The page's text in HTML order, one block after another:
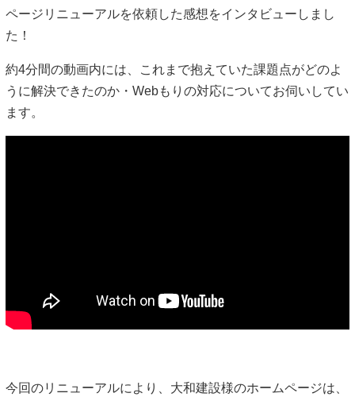
ページリニューアルを依頼した感想をインタビューしまし
た！
約4分間の動画内には、これまで抱えていた課題点がどのよ
うに解決できたのか・Webもりの対応についてお伺いしてい
ます。
今回のリニューアルにより、大和建設様のホームページは、